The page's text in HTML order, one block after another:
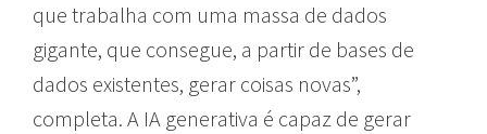
que trabalha com uma massa de dados
gigante, que consegue, a partir de bases de
dados existentes, gerar coisas novas”,
completa. A IA generativa é capaz de gerar